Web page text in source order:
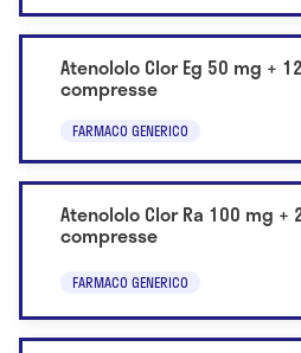
Atenololo Clor Eg 50 mg +
compresse
FARMACO GENERICO
Atenololo Clor Ra 100 mg
compresse
FARMACO GENERICO